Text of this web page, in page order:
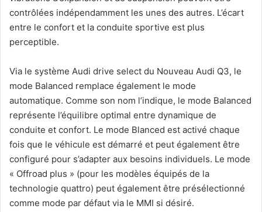
contrôlées indépendamment les unes des autres. L’écart
entre le confort et la conduite sportive est plus
perceptible.
Via le système Audi drive select du Nouveau Audi Q3, le
mode Balanced remplace également le mode
automatique. Comme son nom l’indique, le mode Balanced
représente l’équilibre optimal entre dynamique de
conduite et confort. Le mode Blanced est activé chaque
fois que le véhicule est démarré et peut également être
configuré pour s’adapter aux besoins individuels. Le mode
« Offroad plus » (pour les modèles équipés de la
technologie quattro) peut également être présélectionné
comme mode par défaut via le MMI si désiré.